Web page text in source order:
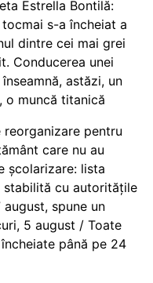
Estrella Bontilă:
s-a încheiat a
dintre cei mai grei
Conducerea unei
astăzi, un
o muncă titanică
pentru
care nu au
școlarizare: lista
stabilită cu autoritățile
spune un
5 august / Toate
până pe 24